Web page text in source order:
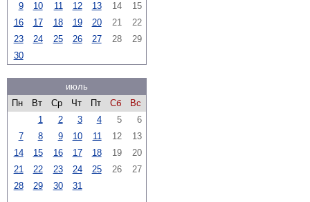
9
10 11 12 13 14
15
16
17 18 19 20 21
22
23
24 25 26 27 28
29
30
июль
Пн
Вт Ср Чт Пт Сб
Вс
1
2 3 4 5
6
7
8 9 10 11 12
13
14
15 16 17 18 19
20
21
22 23 24 25 26
27
28
29 30 31